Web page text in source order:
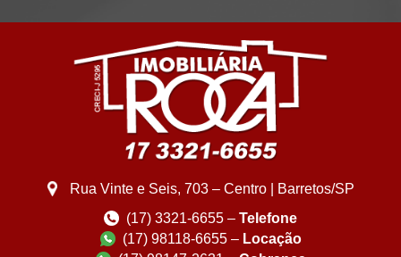
Rua Vinte e Seis, 703 – Centro | Barretos/SP
(17) 3321-6655 – Telefone
(17) 98118-6655 – Locação